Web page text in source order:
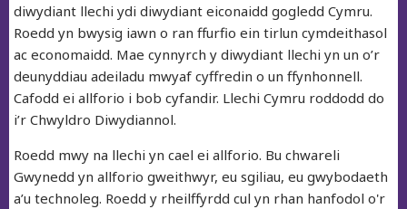
diwydiant llechi ydi diwydiant eiconaidd gogledd Cymru.
Roedd yn bwysig iawn o ran ffurfio ein tirlun cymdeithasol
ac economaidd. Mae cynnyrch y diwydiant llechi yn un o’r
deunyddiau adeiladu mwyaf cyffredin o un ffynhonnell.
Cafodd ei allforio i bob cyfandir. Llechi Cymru roddodd do
i’r Chwyldro Diwydiannol.
Roedd mwy na llechi yn cael ei allforio. Bu chwareli
Gwynedd yn allforio gweithwyr, eu sgiliau, eu gwybodaeth
a’u technoleg. Roedd y rheilffyrdd cul yn rhan hanfodol o'r